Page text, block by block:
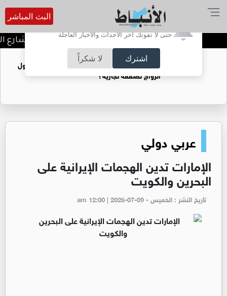
أترغب في تفعيل الإشعارات؟
حتى لا تفوتك آخر الأحداث والأخبار العاجلة
اشترك لا شكراً
البث المباشر
توقيف شبكات دعارة في شارع
فتيات يستغللنه لتحقيق مكاسب مادية.. هل تحول
الزواج لصفقة تجارية؟
عربي دولي
الإمارات تدين الهجمات الإيرانية على
البحرين والكويت
تاريخ النشر : الخميس - am 12:00 | 2026-07-09